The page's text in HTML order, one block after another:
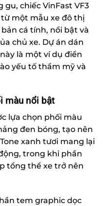
chiếc VinFast VF3
từ một mẫu xe đô thị
cá tính, nổi bật và
chủ xe. Dự án dán
là một ví dụ điển
yếu tố thẩm mỹ và
màu nổi bật
lựa chọn phối màu
đen bóng, tạo nên
xanh tươi mang lại
trong khi phần
tổng thể xe trở nên
tem graphic dọc